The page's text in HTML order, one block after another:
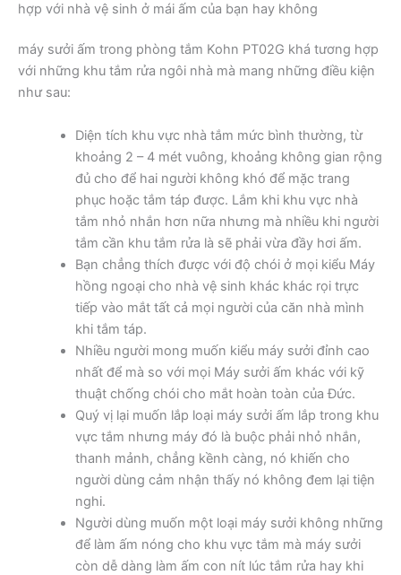
hợp với nhà vệ sinh ở mái ấm của bạn hay không
máy sưởi ấm trong phòng tắm Kohn PT02G khá tương hợp
với những khu tắm rửa ngôi nhà mà mang những điều kiện
như sau:
Diện tích khu vực nhà tắm mức bình thường, từ
khoảng 2 – 4 mét vuông, khoảng không gian rộng
đủ cho để hai người không khó để mặc trang
phục hoặc tắm táp được. Lắm khi khu vực nhà
tắm nhỏ nhắn hơn nữa nhưng mà nhiều khi người
tắm cần khu tắm rửa là sẽ phải vừa đầy hơi ấm.
Bạn chẳng thích được với độ chói ở mọi kiểu Máy
hồng ngoại cho nhà vệ sinh khác khác rọi trực
tiếp vào mắt tất cả mọi người của căn nhà mình
khi tắm táp.
Nhiều người mong muốn kiểu máy sưởi đỉnh cao
nhất để mà so với mọi Máy sưởi ấm khác với kỹ
thuật chống chói cho mắt hoàn toàn của Đức.
Quý vị lại muốn lắp loại máy sưởi ấm lắp trong khu
vực tắm nhưng máy đó là buộc phải nhỏ nhắn,
thanh mảnh, chẳng kềnh càng, nó khiến cho
người dùng cảm nhận thấy nó không đem lại tiện
nghi.
Người dùng muốn một loại máy sưởi không những
để làm ấm nóng cho khu vực tắm mà máy sưởi
còn dễ dàng làm ấm con nít lúc tắm rửa hay khi